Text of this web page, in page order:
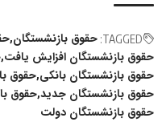
TAGGED: حقوق بازنشستگان
حقوق بازنشستگان افزایش یافت
حقوق بازنشستگان بانکی حقوق
حقوق بازنشستگان جدیدحقوق
حقوق بازنشستگان دولت